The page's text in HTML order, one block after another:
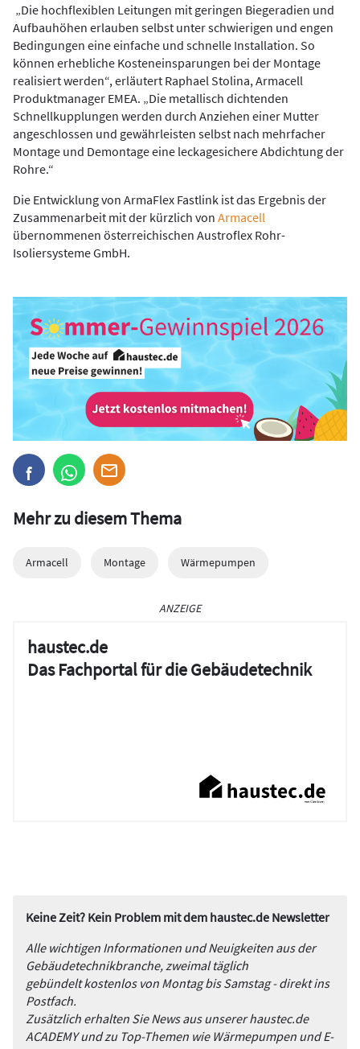
„Die hochflexiblen Leitungen mit geringen Biegeradien und
Aufbauhöhen erlauben selbst unter schwierigen und engen
Bedingungen eine einfache und schnelle Installation. So
können erhebliche Kosteneinsparungen bei der Montage
realisiert werden“, erläutert Raphael Stolina, Armacell
Produktmanager EMEA. „Die metallisch dichtenden
Schnellkupplungen werden durch Anziehen einer Mutter
angeschlossen und gewährleisten selbst nach mehrfacher
Montage und Demontage eine leckagesichere Abdichtung der
Rohre.“
Die Entwicklung von ArmaFlex Fastlink ist das Ergebnis der
Zusammenarbeit mit der kürzlich von Armacell
übernommenen österreichischen Austroflex Rohr-
Isoliersysteme GmbH.
Mehr zu diesem Thema
Armacell Montage Wärmepumpen
ANZEIGE
haustec.de
Das Fachportal für die Gebäudetechnik
Keine Zeit? Kein Problem mit dem haustec.de Newsletter
Alle wichtigen Informationen und Neuigkeiten aus der
Gebäudetechnikbranche, zweimal täglich
gebündelt kostenlos von Montag bis Samstag - direkt ins
Postfach.
Zusätzlich erhalten Sie News aus unserer haustec.de
ACADEMY und zu Top-Themen wie Wärmepumpen und E-